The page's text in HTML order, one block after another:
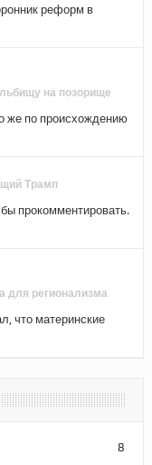
реформ в
на позорище
же по происхождению
Трамп
прокомментировать.
для регионализма
что материнские
8